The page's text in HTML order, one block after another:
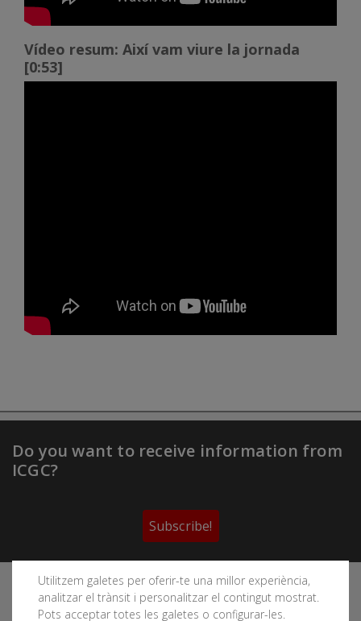
Vídeo resum: Així vam viure la jornada
[0:53]
Utilitzem galetes per oferir-te una millor experiència,
analitzar el trànsit i personalitzar el contingut mostrat.
Pots acceptar totes les galetes o configurar-les.
Do you want to receive information from
ICGC?
Subscribe!
Follow the Cartographic and Geological Institute of
Catalonia's social networks